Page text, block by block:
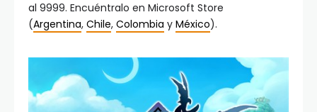
al 9999. Encuéntralo en Microsoft Store
(Argentina, Chile, Colombia y México).